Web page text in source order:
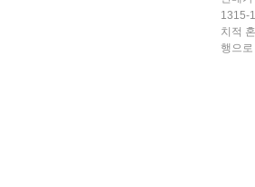
1315-
치적
행으